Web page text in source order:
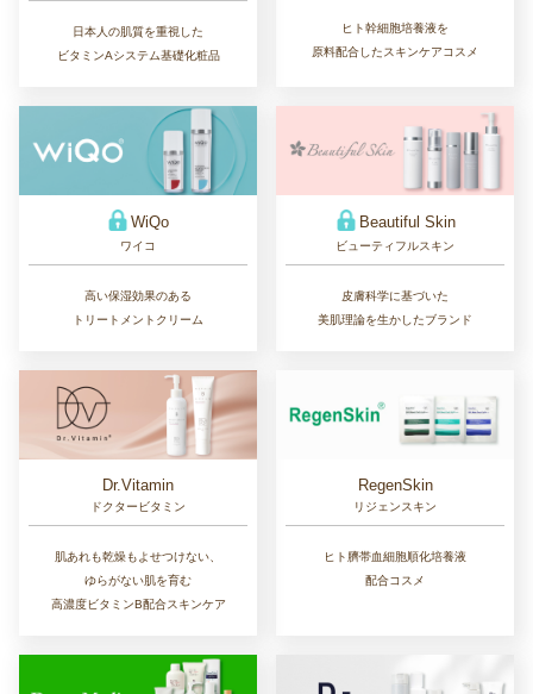
日本人の肌質を重視した
ビタミンAシステム基礎化粧品
ヒト幹細胞培養液を
原料配合したスキンケアコスメ
WiQo
ワイコ
高い保湿効果のある
トリートメントクリーム
Beautiful Skin
ビューティフルスキン
皮膚科学に基づいた
美肌理論を生かしたブランド
Dr.Vitamin
ドクタービタミン
肌あれも乾燥もよせつけない、
ゆらがない肌を育む
高濃度ビタミンB配合スキンケア
RegenSkin
リジェンスキン
ヒト臍帯血細胞順化培養液
配合コスメ